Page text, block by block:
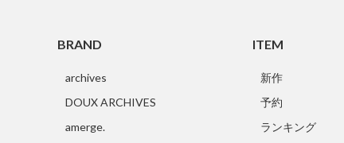
BRAND
archives
DOUX ARCHIVES
amerge.
ITEM
新作
予約
ランキング